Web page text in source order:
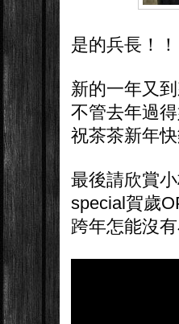
是的兵長！！
新的一年又
不管去年過
祝茶茶新年
最後請欣賞
special賀歲
跨年怎能沒